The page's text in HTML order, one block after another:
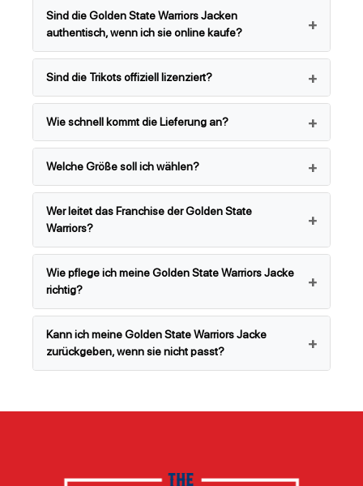
Sind die Golden State Warriors Jacken
authentisch, wenn ich sie online kaufe?
Sind die Trikots offiziell lizenziert?
Wie schnell kommt die Lieferung an?
Welche Größe soll ich wählen?
Wer leitet das Franchise der Golden State
Warriors?
Wie pflege ich meine Golden State Warriors Jacke
richtig?
Kann ich meine Golden State Warriors Jacke
zurückgeben, wenn sie nicht passt?